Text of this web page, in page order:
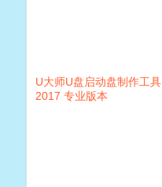
U大师U盘启动盘制作工具
2017 专业版本